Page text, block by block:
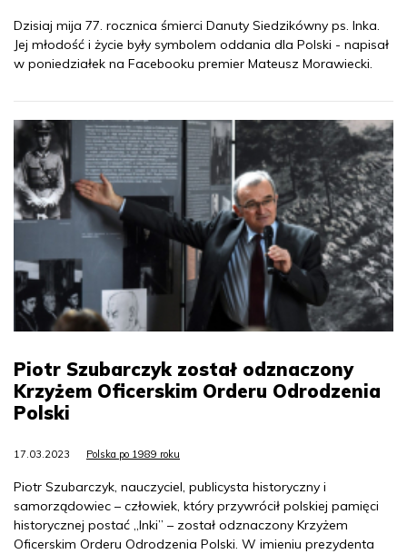
Dzisiaj mija 77. rocznica śmierci Danuty Siedzikówny ps. Inka.
Jej młodość i życie były symbolem oddania dla Polski - napisał
w poniedziałek na Facebooku premier Mateusz Morawiecki.
Piotr Szubarczyk został odznaczony
Krzyżem Oficerskim Orderu Odrodzenia
Polski
17.03.2023 Polska po 1989 roku
Piotr Szubarczyk, nauczyciel, publicysta historyczny i
samorządowiec – człowiek, który przywrócił polskiej pamięci
historycznej postać „Inki” – został odznaczony Krzyżem
Oficerskim Orderu Odrodzenia Polski. W imieniu prezydenta